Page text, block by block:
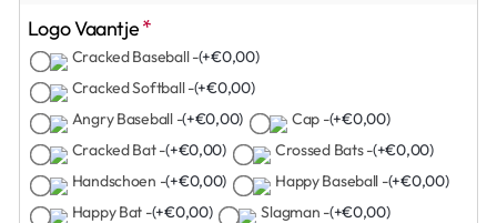
Logo Vaantje
Cracked Baseball -(+€0,00)
Cracked Softball -(+€0,00)
Angry Baseball -(+€0,00) Cap -(+€0,00)
Cracked Bat -(+€0,00) Crossed Bats -(+€0,00)
Handschoen -(+€0,00) Happy Baseball -(+€0,00)
Happy Bat -(+€0,00) Slagman -(+€0,00)